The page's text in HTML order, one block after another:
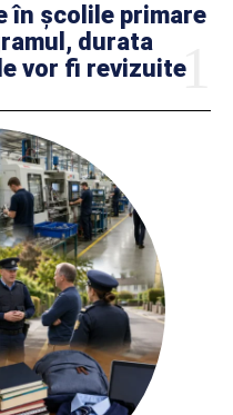
în școlile primare
durata
vor fi revizuite